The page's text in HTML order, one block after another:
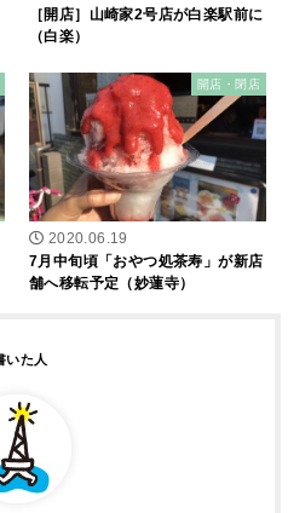
［開店］山崎家2号店が白楽駅前に
（白楽）
開店・閉店
2020.06.19
7月中旬頃「おやつ処茶寿」が新店
舗へ移転予定（妙蓮寺）